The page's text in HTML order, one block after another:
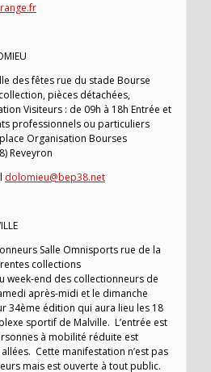
des fêtes rue du stade Bourse
pièces détachées,
Visiteurs : de 09h à 18h Entrée et
professionnels ou particuliers
Organisation Bourses
Reveyron
dolomieu@bep38.net
Salle Omnisports rue de la
collections
week-end des collectionneurs de
après-midi et le dimanche
34ème édition qui aura lieu les 18
sportif de Malville. L’entrée est
à mobilité réduite est
Cette manifestation n’est pas
mais est ouverte à tout public.